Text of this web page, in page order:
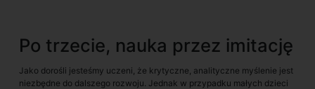
Po trzecie, nauka przez imitację
Jako dorośli jesteśmy uczeni, że krytyczne, analityczne myślenie jest
niezbędne do dalszego rozwoju. Jednak w przypadku małych dzieci